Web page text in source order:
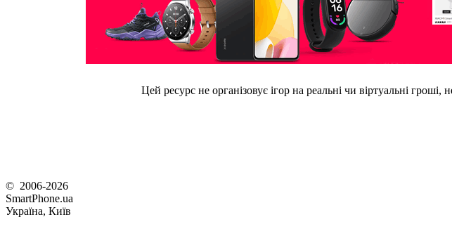
Цей ресурс не організовує ігор на реальні чи віртуальні
© 2006-2026
SmartPhone.ua
Україна, Київ